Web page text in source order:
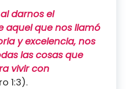
darnos el
aquel que nos llamó
y excelencia, nos
las cosas que
vivir con
1:3).